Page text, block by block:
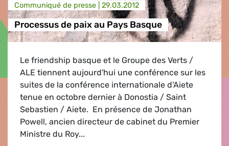
Communiqué de presse | 29.03.2012
Processus de paix au Pays Basque
Le friendship basque et le Groupe des Verts /
ALE tiennent aujourd'hui une conférence sur les
suites de la conférence internationale d'Aiete
tenue en octobre dernier à Donostia / Saint
Sebastien / Aiete. En présence de Jonathan
Powell, ancien directeur de cabinet du Premier
Ministre du Roy...